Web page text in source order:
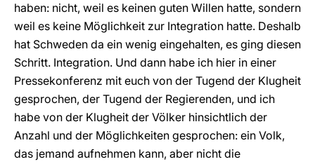
haben: nicht, weil es keinen guten Willen hatte, sondern
weil es keine Möglichkeit zur Integration hatte. Deshalb
hat Schweden da ein wenig eingehalten, es ging diesen
Schritt. Integration. Und dann habe ich hier in einer
Pressekonferenz mit euch von der Tugend der Klugheit
gesprochen, der Tugend der Regierenden, und ich
habe von der Klugheit der Völker hinsichtlich der
Anzahl und der Möglichkeiten gesprochen: ein Volk,
das jemand aufnehmen kann, aber nicht die